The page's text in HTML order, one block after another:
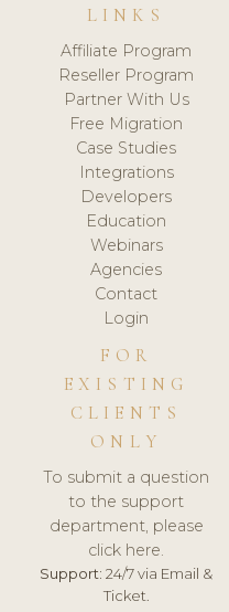
LINKS
Affiliate Program
Reseller Program
Partner With Us
Free Migration
Case Studies
Integrations
Developers
Education
Webinars
Agencies
Contact
Login
FOR
EXISTING
CLIENTS
ONLY
To submit a question
to the support
department, please
click here.
Support: 24/7 via Email &
Ticket.